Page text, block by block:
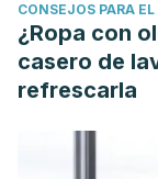
CONSEJOS PARA
¿Ropa con
casero de
refrescarla